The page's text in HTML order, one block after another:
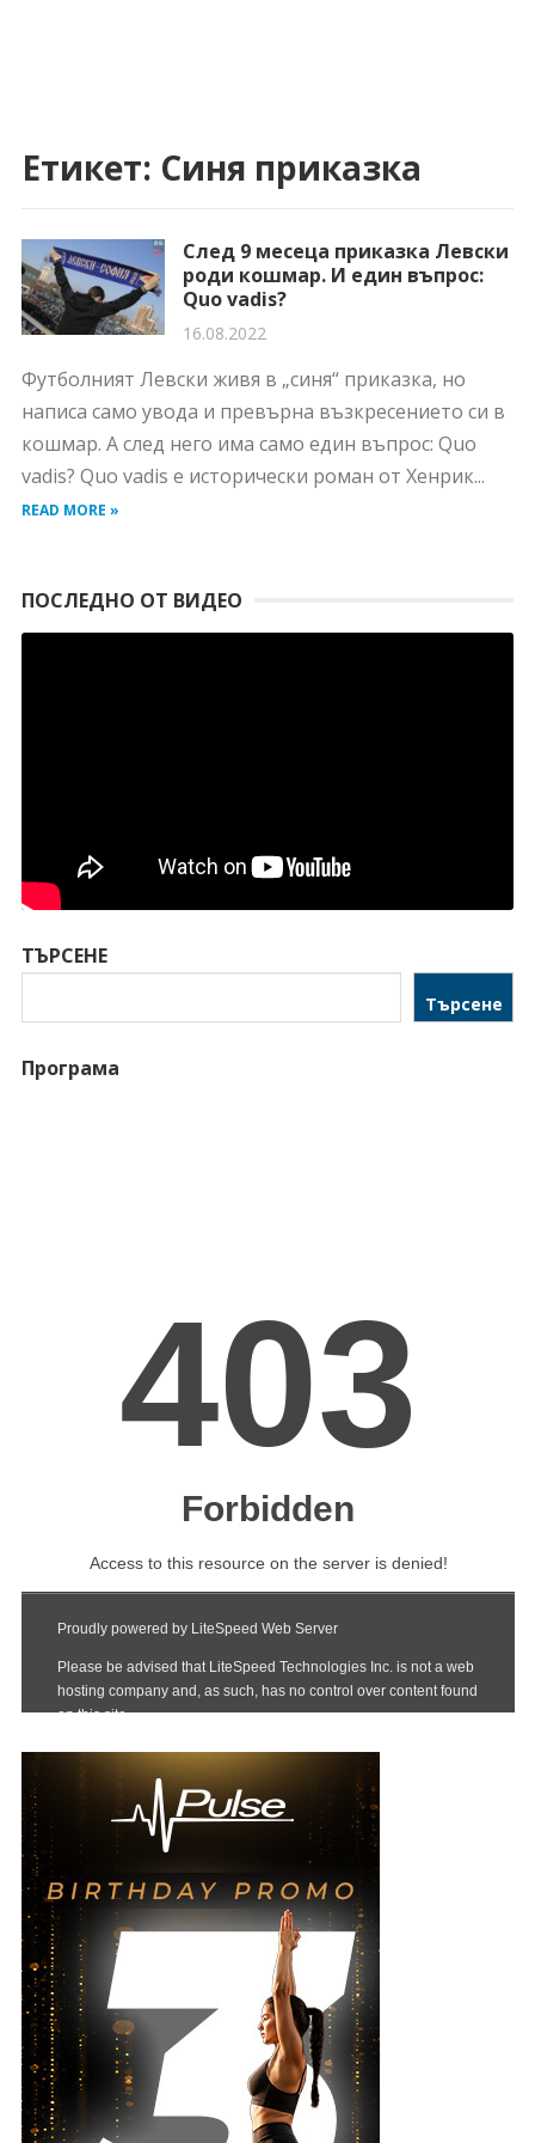
Етикет: Синя приказка
След 9 месеца приказка Левски
роди кошмар. И един въпрос:
Quo vadis?
16.08.2022
Футболният Левски живя в „синя“ приказка, но
написа само увода и превърна възкресението си в
кошмар. А след него има само един въпрос: Quo
vadis? Quo vadis е исторически роман от Хенрик...
READ MORE »
ПОСЛЕДНО ОТ ВИДЕО
ТЪРСЕНЕ
Търсене
Програма